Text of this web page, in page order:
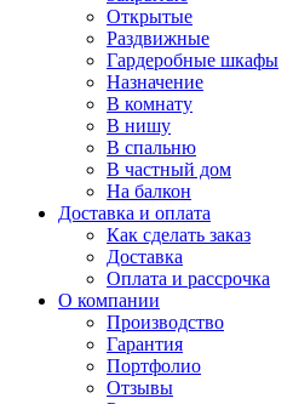
Открытые
Раздвижные
Гардеробные шкафы
Назначение
В комнату
В нишу
В спальню
В частный дом
На балкон
Доставка и оплата
Как сделать заказ
Доставка
Оплата и рассрочка
О компании
Производство
Гарантия
Портфолио
Отзывы